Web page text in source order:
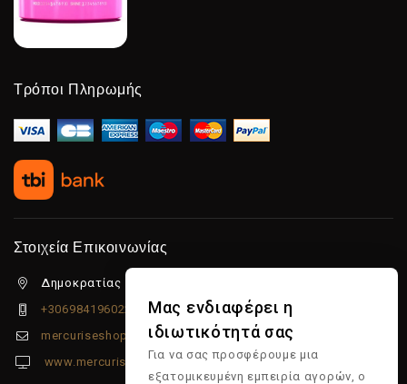
Τρόποι Πληρωμής
Στοιχεία Επικοινωνίας
Δημοκρατίας 5β Λιμένας Χερσονήσου, 70014
+306984196022
mercuriseshop@gmail.com
www.mercuriseshop.gr
Μας ενδιαφέρει η
ιδιωτικότητά σας
Για να σας προσφέρουμε μια
εξατομικευμένη εμπειρία αγορών, ο